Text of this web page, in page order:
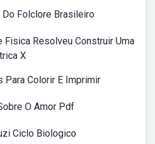
Folclore Brasileiro
Fisica Resolveu Construir Uma
X
Para Colorir E Imprimir
O Amor Pdf
Ciclo Biologico